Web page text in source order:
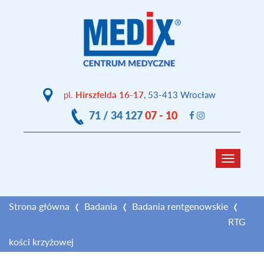
pl. Hirszfelda 16-17, 53-413 Wrocław
71 / 34 12707 - 10
Toggle
Strona główna Badania
Badania rentgenowskie
RTG
kości krzyżowej